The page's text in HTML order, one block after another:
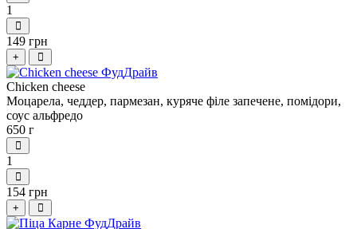
1
149 грн
+
Chicken cheese
Моцарела, чеддер, пармезан, куряче філе запечене, помідори,
соус альфредо
650 г
1
154 грн
+